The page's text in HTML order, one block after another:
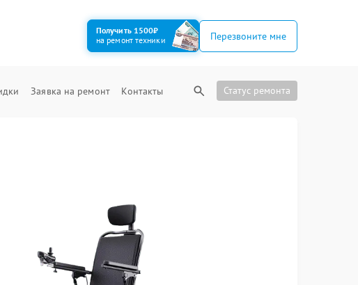
Получить 1500₽
на ремонт техники
Перезвоните мне
Заявка на ремонт Контакты Статус ремонта